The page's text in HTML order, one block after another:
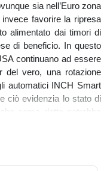
sia nell’Euro zona
favorire la ripresa
alimentato dai timori di
di beneficio. In questo
continuano ad essere
del vero, una rotazione
automatici INCH Smart
ciò evidenzia lo stato di
come detto potrebbe
ripresa del settore